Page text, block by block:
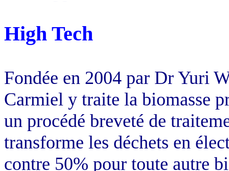
High Tech
Fondée en 2004 par Dr Yuri
Carmiel y traite la biomasse
un procédé breveté de
transforme les déchets en
contre 50% pour toute autre